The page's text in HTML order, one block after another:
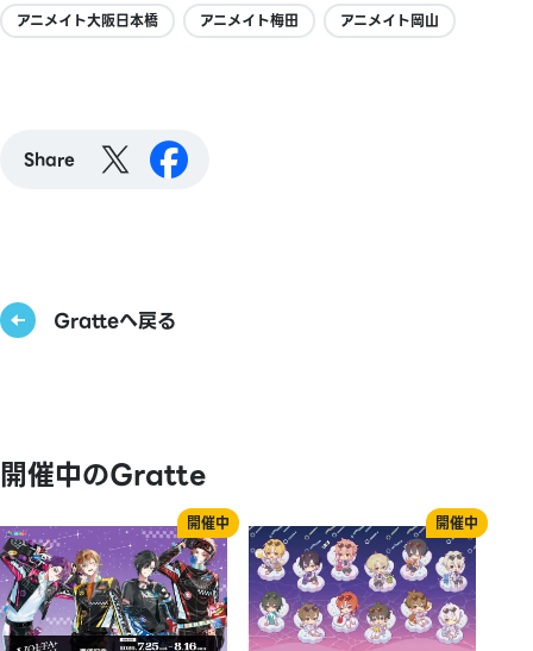
アニメイト大阪日本橋
アニメイト梅田 アニメイト岡山
Share
Gratteへ戻る
開催中のGratte